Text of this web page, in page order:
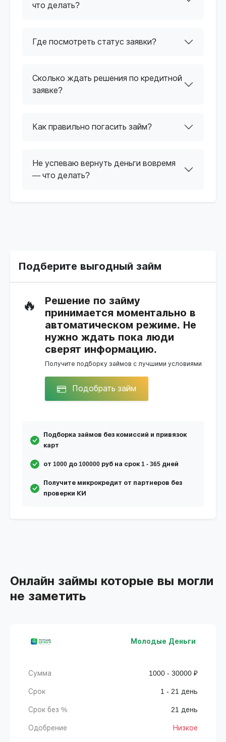
что делать?
Где посмотреть статус заявки?
Сколько ждать решения по кредитной
заявке?
Как правильно погасить займ?
Не успеваю вернуть деньги вовремя
— что делать?
Подберите выгодный займ
🔥
Решение по займу
принимается моментально в
автоматическом режиме. Не
нужно ждать пока люди
сверят информацию.
Получите подборку займов с лучшими условиями
Подобрать займ
Подборка займов без комиссий и привязок
карт
от 1000 до 100000 руб на срок 1 - 365 дней
Получите микрокредит от партнеров без
проверки КИ
Онлайн займы которые вы могли
не заметить
Молодые Деньги
Сумма 1000 - 30000 ₽
Срок 1 - 21 день
Срок без % 21 день
Одобрение Низкое